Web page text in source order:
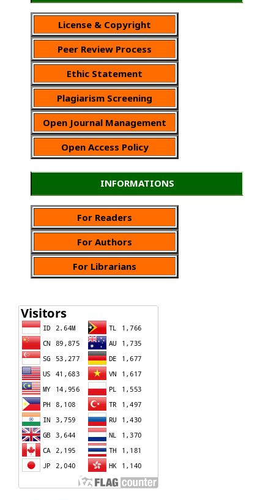
License & Copyright
Peer Review Process
Ethic Statement
Plagiarism Screening
Open Journal Management
Open Access Policy
INFORMATIONS
For Readers
For Authors
For Librarians